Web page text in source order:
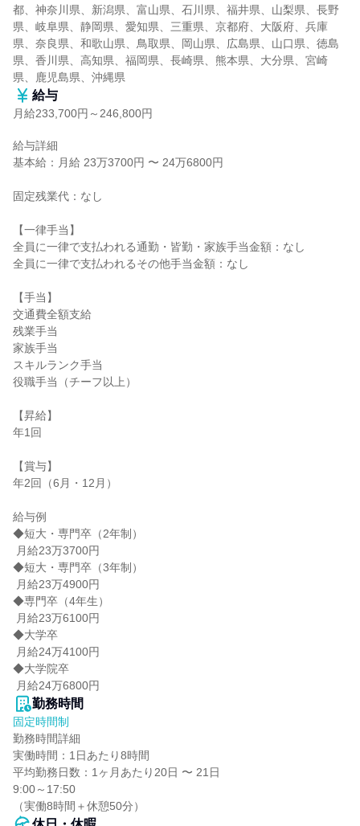
都、神奈川県、新潟県、富山県、石川県、福井県、山梨県、長野
県、岐阜県、静岡県、愛知県、三重県、京都府、大阪府、兵庫
県、奈良県、和歌山県、鳥取県、岡山県、広島県、山口県、徳島
県、香川県、高知県、福岡県、長崎県、熊本県、大分県、宮崎
県、鹿児島県、沖縄県
給与
月給233,700円～246,800円
給与詳細
基本給：月給 23万3700円 〜 24万6800円
固定残業代：なし
【一律手当】
全員に一律で支払われる通勤・皆勤・家族手当金額：なし
全員に一律で支払われるその他手当金額：なし
【手当】
交通費全額支給
残業手当
家族手当
スキルランク手当
役職手当（チーフ以上）
【昇給】
年1回
【賞与】
年2回（6月・12月）
給与例
◆短大・専門卒（2年制）
◆短大・専門卒（3年制）
◆専門卒（4年生）
◆大学卒
◆大学院卒
月給24万6800円
勤務時間
固定時間制
勤務時間詳細
実働時間：1日あたり8時間
平均勤務日数：1ヶ月あたり20日 〜 21日
9:00～17:50
（実働8時間＋休憩50分）